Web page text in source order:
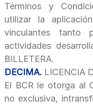
Términos y
utilizar la
vinculantes tanto
actividades
BILLETERA.
DECIMA. LICENCIA
El BCR le otorga al
no exclusiva,